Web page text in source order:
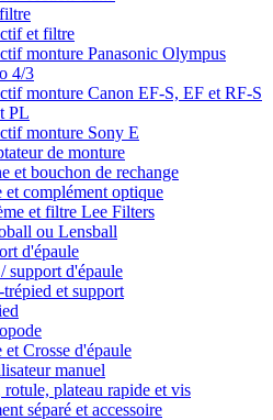
et filtre
monture Panasonic Olympus
4/3
monture Canon EF-S, EF et RF-S
PL
monture Sony E
de monture
et bouchon de rechange
et complément optique
et filtre Lee Filters
ou Lensball
d'épaule
support d'épaule
et support
et Crosse d'épaule
manuel
rotule, plateau rapide et vis
séparé et accessoire